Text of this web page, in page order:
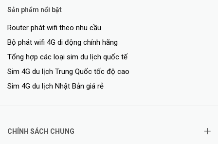
Sản phẩm nổi bật
Router phát wifi theo nhu cầu
Bộ phát wifi 4G di động chính hãng
Tổng hợp các loại sim du lịch quốc tế
Sim 4G du lịch Trung Quốc tốc độ cao
Sim 4G du lịch Nhật Bản giá rẻ
CHÍNH SÁCH CHUNG